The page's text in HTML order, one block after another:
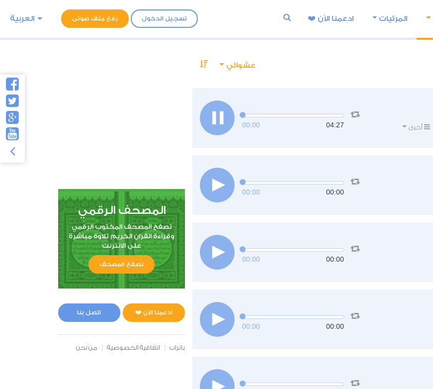
تسجيل الدخول رفع ملف صوتى العربية المرئيات ادعمنا اﻵن ❤️
عشوائي
أخرى 00:00 04:27
00:00 00:00
00:00 00:00
00:00 00:00
المصحف الرقمي
تصفح المصحف المكتوب الرقمي
وقراءة القران الكريم تلاوة مباشرة
على الانترنت
تصفح المصحف
ادعمنا الآن ❤️ اتصل بنا
بانرات اتفاقية الخصوصية من نحن